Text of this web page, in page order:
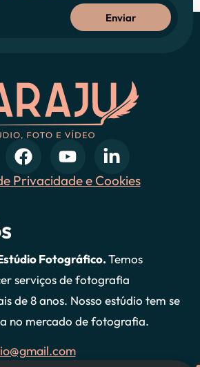
Enviar
Privacidade e Cookies
Fotográfico.Temos
serviços de fotografia
de 8 anos. Nosso estúdio tem se
no mercado de fotografia.